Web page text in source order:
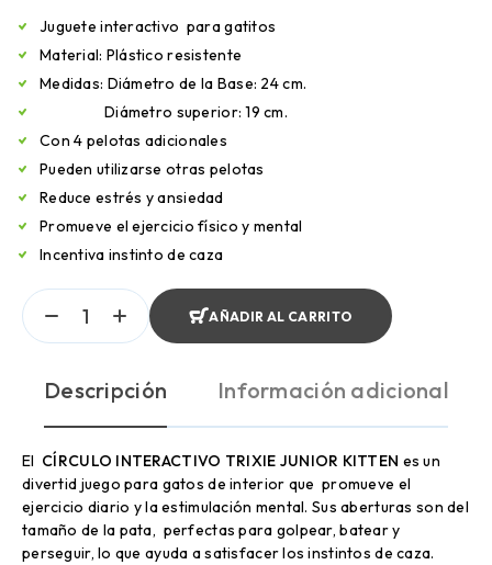
Juguete interactivo para gatitos
Material: Plástico resistente
Medidas: Diámetro de la Base: 24 cm.
Diámetro superior: 19 cm.
Con 4 pelotas adicionales
Pueden utilizarse otras pelotas
Reduce estrés y ansiedad
Promueve el ejercicio físico y mental
Incentiva instinto de caza
AÑADIR AL CARRITO
Descripción Información adicional
El CÍRCULO INTERACTIVO TRIXIE JUNIOR KITTEN es un
divertid juego para gatos de interior que promueve el
ejercicio diario y la estimulación mental. Sus aberturas son del
tamaño de la pata, perfectas para golpear, batear y
perseguir, lo que ayuda a satisfacer los instintos de caza.